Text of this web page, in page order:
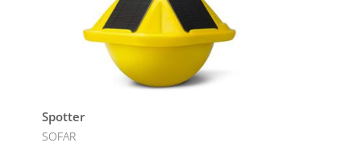
Spotter
SOFAR